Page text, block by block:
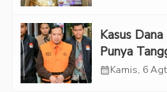
Kasus
Punya
calendar_monthKamis, 6